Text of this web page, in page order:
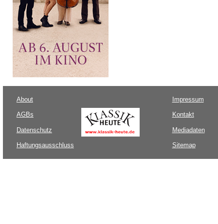
About
AGBs
Datenschutz
Haftungsausschluss
Impressum
Kontakt
Mediadaten
Sitemap